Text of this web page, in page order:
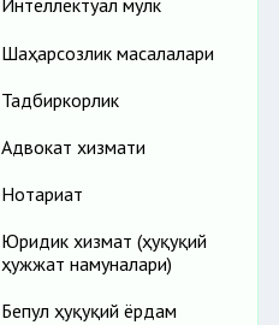
Интеллектуал мулк
Шаҳарсозлик масалалари
Тадбиркорлик
Адвокат хизмати
Нотариат
Юридик хизмат (ҳуқуқий
ҳужжат намуналари)
Бепул ҳуқуқий ёрдам